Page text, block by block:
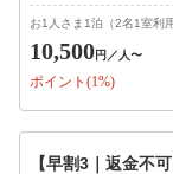
お1人さま1泊（2名1室利
10,500円 ／人〜
ポイント(1%)
【早割3｜返金不